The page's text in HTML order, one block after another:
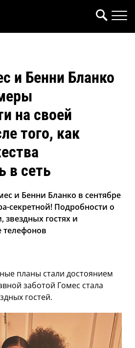
и Бенни Бланко
на своей
того, как
в сеть
и Бенни Бланко в сентябре
секретной! Подробности о
звездных гостях и
телефонов
планы стали достоянием
заботой Гомес стала
гостей.